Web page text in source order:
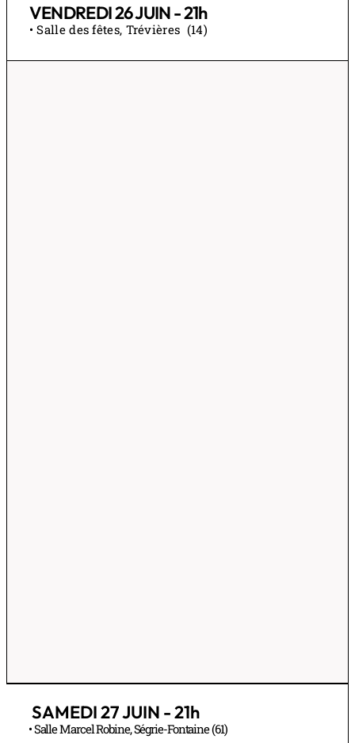
VENDREDI 26 JUIN - 21h
• Salle des fêtes, Trévières (14)
SAMEDI 27 JUIN - 21h
• Salle Marcel Robine, Ségrie-Fontaine (61)